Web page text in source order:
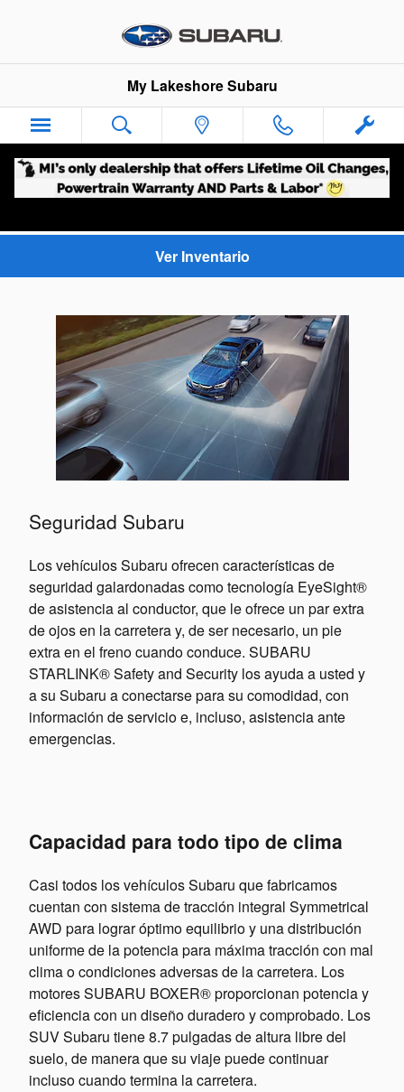
My Lakeshore Subaru
My Lakeshore Subaru
Ver Inventario
Seguridad Subaru
Los vehículos Subaru ofrecen características de
seguridad galardonadas como tecnología EyeSight®
de asistencia al conductor, que le ofrece un par extra
de ojos en la carretera y, de ser necesario, un pie
extra en el freno cuando conduce. SUBARU
STARLINK® Safety and Security los ayuda a usted y
a su Subaru a conectarse para su comodidad, con
información de servicio e, incluso, asistencia ante
emergencias.
Capacidad para todo tipo de clima
Casi todos los vehículos Subaru que fabricamos
cuentan con sistema de tracción integral Symmetrical
AWD para lograr óptimo equilibrio y una distribución
uniforme de la potencia para máxima tracción con mal
clima o condiciones adversas de la carretera. Los
motores SUBARU BOXER® proporcionan potencia y
eficiencia con un diseño duradero y comprobado. Los
SUV Subaru tiene 8.7 pulgadas de altura libre del
suelo, de manera que su viaje puede continuar
incluso cuando termina la carretera.